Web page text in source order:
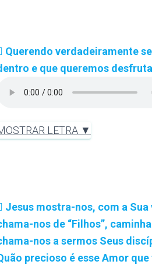
Querendo verdadeiramente
e que queremos
LETRA ▼
Jesus mostra-nos, com a
nos de “Filhos”,
nos a sermos Seus
precioso é esse Amor